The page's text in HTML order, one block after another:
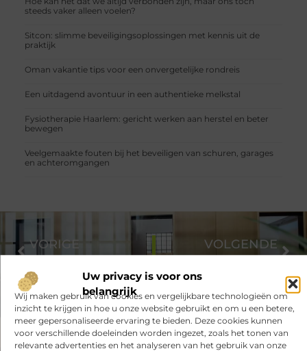
Uw privacy is voor ons
belangrijk
Wij maken gebruik van cookies en vergelijkbare technologieën om
inzicht te krijgen in hoe u onze website gebruikt en om u een betere,
meer gepersonaliseerde ervaring te bieden. Deze cookies kunnen
voor verschillende doeleinden worden ingezet, zoals het tonen van
relevante advertenties en het analyseren van het gebruik van onze
steeds vaker alleen voelen?
Sitcon: slimme beveiligingsoplossingen met kennis uit de
praktijk
Oman vakantie tips voor een onvergetelijke rondreis
Een uitdagend avontuur in een authentieke melkstal
Fysiotherapie Haarlem: gericht werken aan herstel en beter
bewegen
Veelgemaakte fouten bij het beveiligen van schuren, garages
en achteromgangen
VORIGE VOLGENDE